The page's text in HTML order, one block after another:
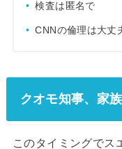
検査は匿名で
CNNの倫理は大丈
クオモ知事、家
このタイミングでス